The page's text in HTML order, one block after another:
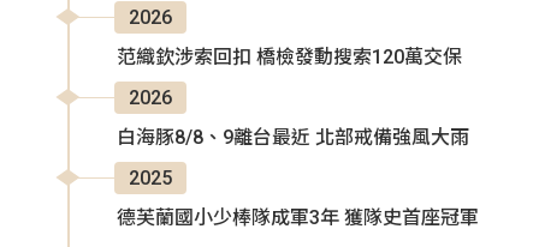
2026
范織欽涉索回扣 橋檢發動搜索120萬交保
2026
白海豚8/8、9離台最近 北部戒備強風大雨
2025
德芙蘭國小少棒隊成軍3年 獲隊史首座冠軍